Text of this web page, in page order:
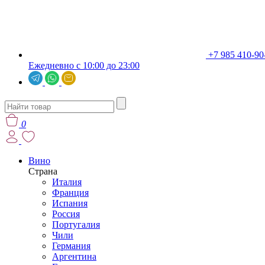
+7 985 410-
Ежедневно с 10:00 до 23:00
0
Вино
Страна
Италия
Франция
Испания
Россия
Португалия
Чили
Германия
Аргентина